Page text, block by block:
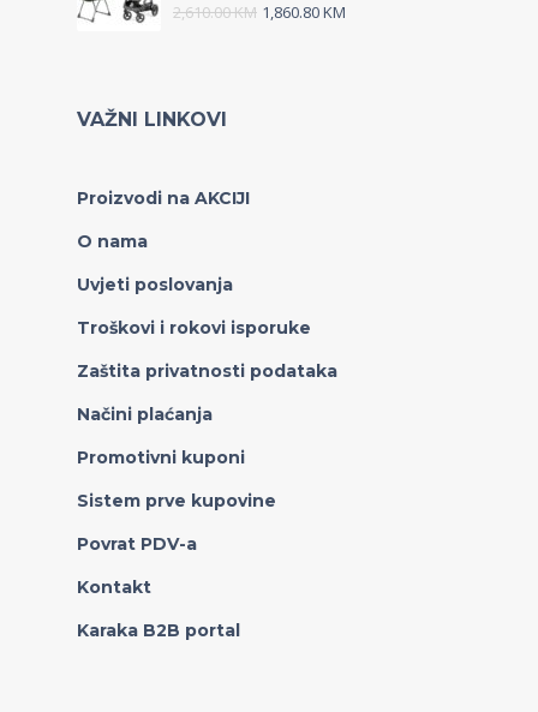
2,610.00KM 1,860.80KM
VAŽNI LINKOVI
Proizvodi na AKCIJI
O nama
Uvjeti poslovanja
Troškovi i rokovi isporuke
Zaštita privatnosti podataka
Načini plaćanja
Promotivni kuponi
Sistem prve kupovine
Povrat PDV-a
Kontakt
Karaka B2B portal